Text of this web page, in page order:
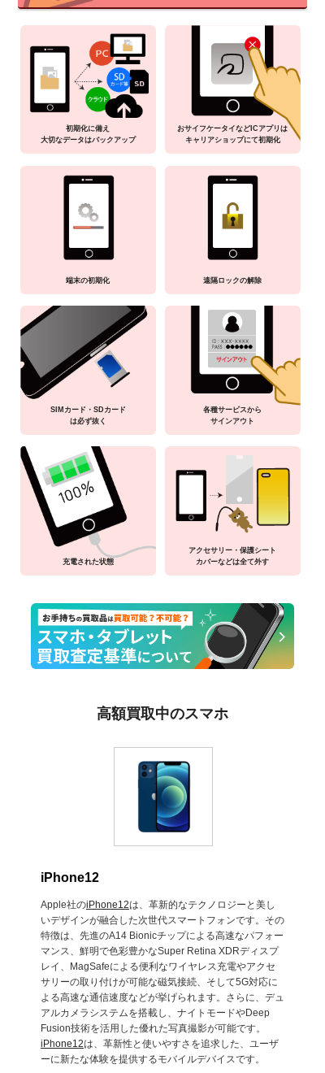
初期化に備え
大切なデータはバックアップ
おサイフケータイなどICアプリは
キャリアショップにて初期化
端末の初期化 遠隔ロックの解除
SIMカード・SDカード
は必ず抜く
各種サービスから
サインアウト
充電された状態
アクセサリー・保護シート
カバーなどは全て外す
高額買取中のスマホ
iPhone12
Apple社のiPhone12は、革新的なテクノロジーと美し
いデザインが融合した次世代スマートフォンです。その
特徴は、先進のA14 Bionicチップによる高速なパフォー
マンス、鮮明で色彩豊かなSuper Retina XDRディスプ
レイ、MagSafeによる便利なワイヤレス充電やアクセ
サリーの取り付けが可能な磁気接続、そして5G対応に
よる高速な通信速度などが挙げられます。さらに、デュ
アルカメラシステムを搭載し、ナイトモードやDeep
Fusion技術を活用した優れた写真撮影が可能です。
iPhone12は、革新性と使いやすさを追求した、ユーザ
ーに新たな体験を提供するモバイルデバイスです。